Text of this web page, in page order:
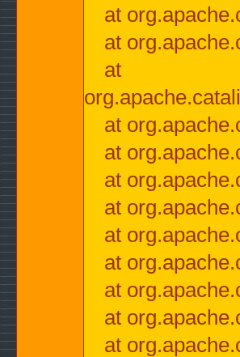
at
at
at
at
at
at
at
at
at
at
at
at